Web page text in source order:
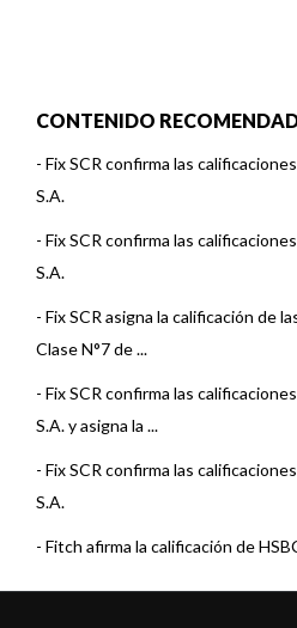
CONTENIDO
- Fix SCR confirma las
S.A.
- Fix SCR confirma las
S.A.
- Fix SCR asigna la calificación de
Clase N°7 de ...
- Fix SCR confirma las
S.A. y asigna la ...
- Fix SCR confirma las
S.A.
- Fitch afirma la calificación de